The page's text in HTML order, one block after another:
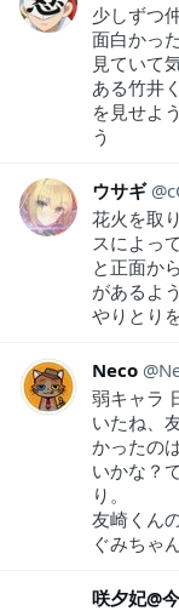
少しずつ
面白かっ
見ていて
ある竹井
を見せよ
う
ウサギ
花火を取
スによっ
と正面か
があるよ
やりとり
Neco
弱キャラ
いたね、
かったの
いかな？
り。
友崎くん
ぐみちゃ